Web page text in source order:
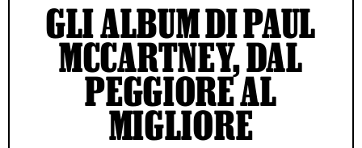
GLI ALBUM DI PAUL
MCCARTNEY, DAL
PEGGIORE AL
MIGLIORE